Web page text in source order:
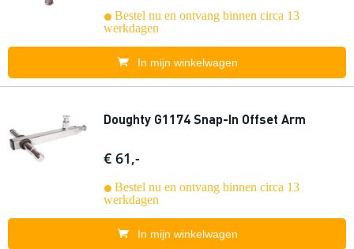
Bestel nu en ontvang binnen circa 13
werkdagen
In mijn winkelwagen
Doughty G1174 Snap-In Offset Arm
€ 61,-
Bestel nu en ontvang binnen circa 13
werkdagen
In mijn winkelwagen